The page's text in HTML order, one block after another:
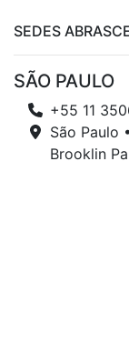
SEDES
SÃO PAULO
+55 11
São Paulo
Brooklin